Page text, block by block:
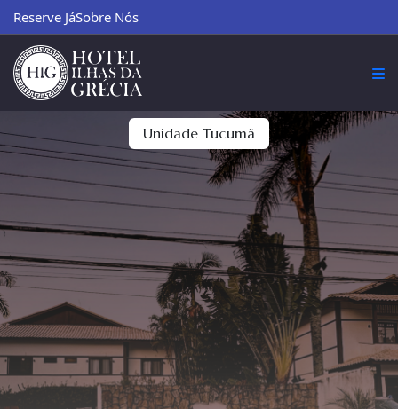
Reserve JáSobre Nós
Unidade Tucumã